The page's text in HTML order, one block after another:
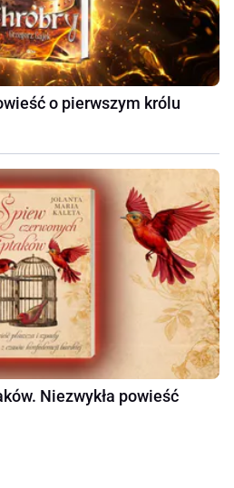
o pierwszym królu
Niezwykła powieść